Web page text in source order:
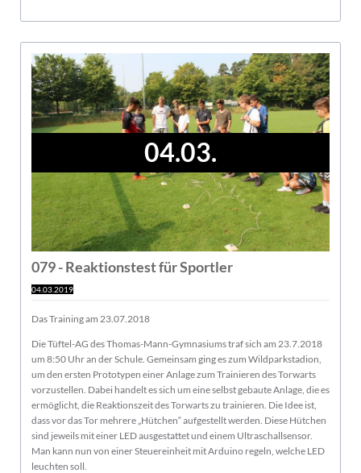
04.03.
079 - Reaktionstest für Sportler
04.03.2019
Das Training am 23.07.2018
Die Tüftel-AG des Thomas-Mann-Gymnasiums traf sich am 23.7.2018
um 8:50 Uhr an der Schule. Gemeinsam ging es zum Wildparkstadion,
um den ersten Prototypen einer Anlage zum Trainieren des Torwarts
vorzustellen. Dabei handelt es sich um eine selbst gebaute Anlage, die es
ermöglicht, die Reaktionszeit des Torwarts zu trainieren. Die Idee ist,
dass vor das Tor mehrere „Hütchen“ aufgestellt werden. Diese Hütchen
sind jeweils mit einer LED ausgestattet und einem Ultraschallsensor.
Man kann nun von einer Steuereinheit mit Arduino regeln, welche LED
leuchten soll.